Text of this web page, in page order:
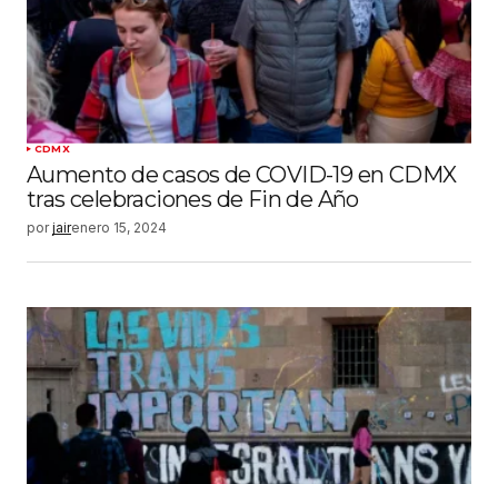
CDMX
Aumento de casos de COVID-19 en CDMX
tras celebraciones de Fin de Año
por jairenero 15, 2024